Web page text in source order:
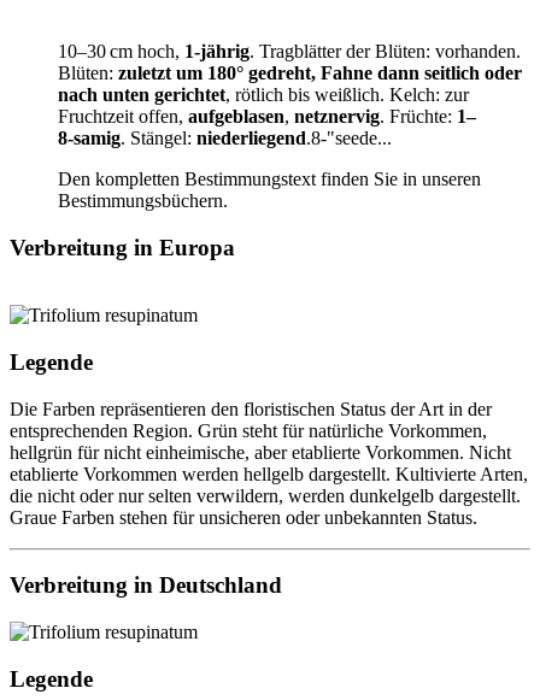
10–30 cm hoch, 1‑jährig. Tragblätter der Blüten: vorhanden.
Blüten: zuletzt um 180° gedreht, Fahne dann seitlich oder
nach unten gerichtet, rötlich bis weißlich. Kelch: zur
Fruchtzeit offen, aufgeblasen, netznervig. Früchte: 1–
8‑samig. Stängel: niederliegend.8‑"seede...
Den kompletten Bestimmungstext finden Sie in unseren
Bestimmungsbüchern.
Verbreitung in Europa
Legende
Die Farben repräsentieren den floristischen Status der Art in der
entsprechenden Region. Grün steht für natürliche Vorkommen,
hellgrün für nicht einheimische, aber etablierte Vorkommen. Nicht
etablierte Vorkommen werden hellgelb dargestellt. Kultivierte Arten,
die nicht oder nur selten verwildern, werden dunkelgelb dargestellt.
Graue Farben stehen für unsicheren oder unbekannten Status.
Verbreitung in Deutschland
Legende